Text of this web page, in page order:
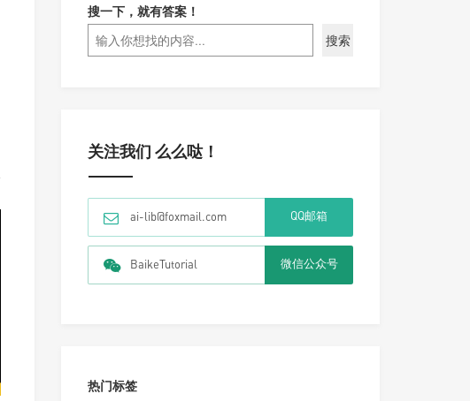
搜一下，就有答案！
搜索
关注我们 么么哒！
ai-lib@foxmail.com QQ邮箱
BaikeTutorial 微信公众号
热门标签